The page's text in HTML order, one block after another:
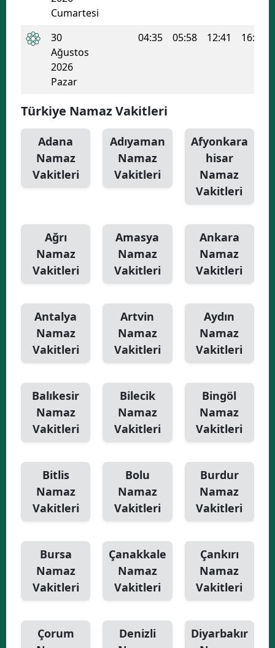
Cumartesi
30
Ağustos
2026
Pazar
04:35 05:58 12:41 16:20
Türkiye Namaz Vakitleri
Adana
Namaz
Vakitleri
Adıyaman
Namaz
Vakitleri
Afyonkara
hisar
Namaz
Vakitleri
Ağrı
Namaz
Vakitleri
Amasya
Namaz
Vakitleri
Ankara
Namaz
Vakitleri
Antalya
Namaz
Vakitleri
Artvin
Namaz
Vakitleri
Aydın
Namaz
Vakitleri
Balıkesir
Namaz
Vakitleri
Bilecik
Namaz
Vakitleri
Bingöl
Namaz
Vakitleri
Bitlis
Namaz
Vakitleri
Bolu
Namaz
Vakitleri
Burdur
Namaz
Vakitleri
Bursa
Namaz
Vakitleri
Çanakkale
Namaz
Vakitleri
Çankırı
Namaz
Vakitleri
Çorum
Denizli
Diyarbakır